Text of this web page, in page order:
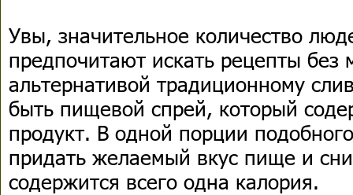
Увы, значительное количество
предпочитают искать рецепты без
альтернативой традиционному
быть пищевой спрей, который
продукт. В одной порции
придать желаемый вкус пище и
содержится всего одна калория.